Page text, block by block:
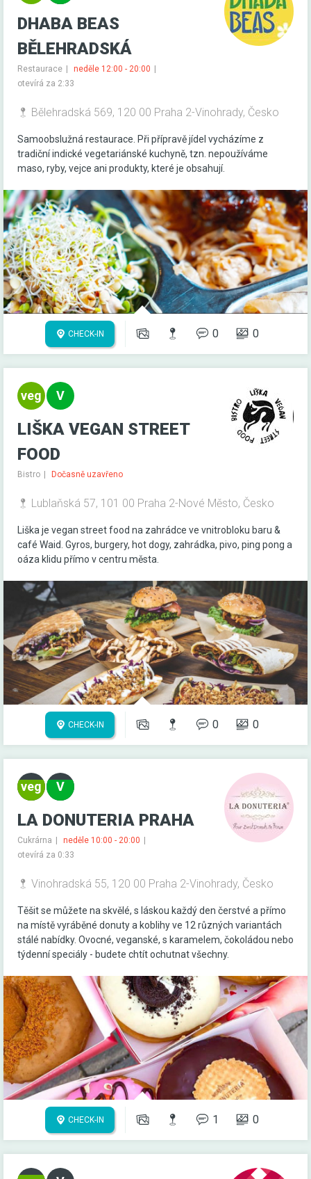
DHABA BEAS
BĚLEHRADSKÁ
Restaurace
neděle 12:00 - 20:00
otevírá za 2:33
Bělehradská 569, 120 00 Praha 2-Vinohrady, Česko
Samoobslužná restaurace. Při přípravě jídel vycházíme z
tradiční indické vegetariánské kuchyně, tzn. nepoužíváme
maso, ryby, vejce ani produkty, které je obsahují.
CHECK-IN 0 0
LIŠKA VEGAN STREET
FOOD
Bistro Dočasně uzavřeno
Lublaňská 57, 101 00 Praha 2-Nové Město, Česko
Liška je vegan street food na zahrádce ve vnitrobloku baru &
café Waid. Gyros, burgery, hot dogy, zahrádka, pivo, ping pong a
oáza klidu přímo v centru města.
CHECK-IN 0 0
LA DONUTERIA PRAHA
Cukrárna
neděle 10:00 - 20:00
otevírá za 0:33
Vinohradská 55, 120 00 Praha 2-Vinohrady, Česko
Těšit se můžete na skvělé, s láskou každý den čerstvé a přímo
na místě vyráběné donuty a koblihy ve 12 různých variantách
stálé nabídky. Ovocné, veganské, s karamelem, čokoládou nebo
týdenní speciály - budete chtít ochutnat všechny.
CHECK-IN 1 0